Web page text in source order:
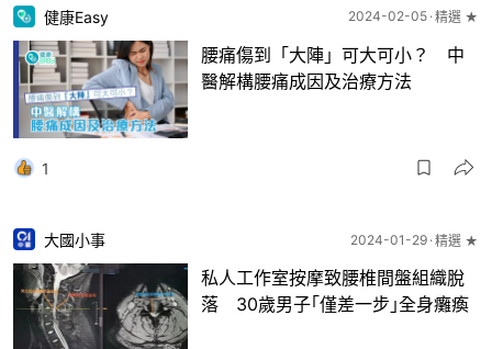
健康Easy 2024-02-05 精選 ★
腰痛傷到「大陣」可大可小？ 中
醫解構腰痛成因及治療方法
1
大國小事 2024-01-29 精選 ★
私人工作室按摩致腰椎間盤組織脫
落 30歲男子｢僅差一步｣全身癱瘓